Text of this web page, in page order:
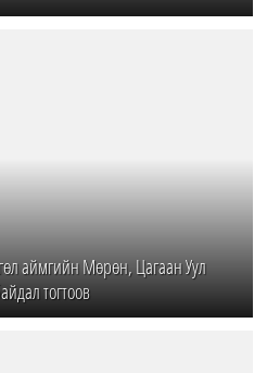
аймгийн Мөрөн, Цагаан Уул
тогтоов